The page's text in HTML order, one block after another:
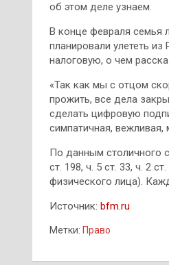
об этом деле узнаем.
В конце февраля семья
планировали улететь
налоговую, о чем
«Так как мы с отцом
прожить, все дела
сделать цифровую
симпатичная,
По данным столичного
ст. 198, ч. 5 ст. 33, ч. 2
физического лица).
Источник: bfm.ru
Метки: Право